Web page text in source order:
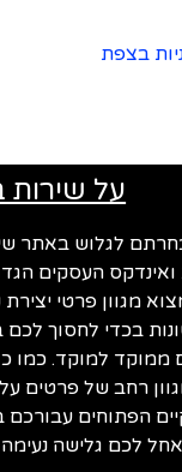
בצפת
על שירות
לגלוש באתר
העסקים
מגוון פרטי
בכדי לחסוך לכם
ממוקד למוקד. כמו
רחב של פרטים
הפתוחים עבורכם
לכם גלישה